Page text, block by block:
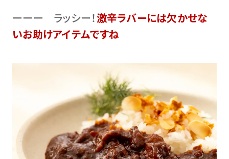
ーーー ラッシー！激辛ラバーには欠かせな
いお助けアイテムですね